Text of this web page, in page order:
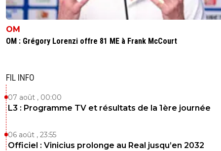
OM
OM : Grégory Lorenzi offre 81 ME à Frank McCourt
FIL INFO
07 août , 00:00
L3 : Programme TV et résultats de la 1ère journée
06 août , 23:55
Officiel : Vinicius prolonge au Real jusqu’en 2032